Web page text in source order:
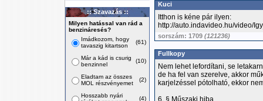
:: Szavazás ::
Milyen hatással van rád a
benzináresés?
Imádkozom, hogy
tavaszig kitartson
(61)
Már a kád is csurig
benzinnel
(10)
Eladtam az összes
MOL részvényemet
(2)
Hosszabb nyári
(4)
Kuci
Itthon is kéne pár ilyen:
http://auto.indavideo.hu/video/
sorszám: 1709 (121236)
Fullkopy
Nem lehet lefordítani, se
de ha fel van szerelve, akkor
karjelzéssel pótolható, ekkor
6. § Műszaki hiba